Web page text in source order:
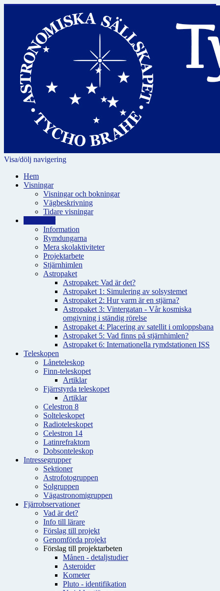
Visa/dölj navigering
Hem
Visningar
Visningar och bokningar
Vägbeskrivning
Tidare visningar
Information
Rymdungarna
Mera skolaktiviteter
Projektarbete
Stjärnhimlen
Astropaket
Astropaket: Vad är det?
Astropaket 1: Simulering av solsystemet
Astropaket 2: Hur varm är en stjärna?
Astropaket 3: Vintergatan - Vår kosmiska
omgivning i ständig rörelse
Astropaket 4: Placering av satellit i omloppsbana
Astropaket 5: Vad finns på stjärnhimlen?
Astropaket 6: Internationella rymdstationen ISS
Teleskopen
Låneteleskop
Finn-teleskopet
Artiklar
Fjärrstyrda teleskopet
Artiklar
Celestron 8
Solteleskopet
Radioteleskopet
Celestron 14
Latinrefraktorn
Dobsonteleskop
Intressegrupper
Sektioner
Astrofotogruppen
Solgruppen
Vägastronomigruppen
Fjärrobservationer
Vad är det?
Info till lärare
Förslag till projekt
Genomförda projekt
Förslag till projektarbeten
Månen - detaljstudier
Asteroider
Kometer
Pluto - identifikation